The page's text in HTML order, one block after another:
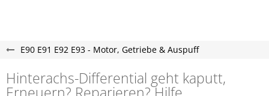
E90 E91 E92 E93 - Motor, Getriebe & Auspuff
Hinterachs-Differential geht kaputt,